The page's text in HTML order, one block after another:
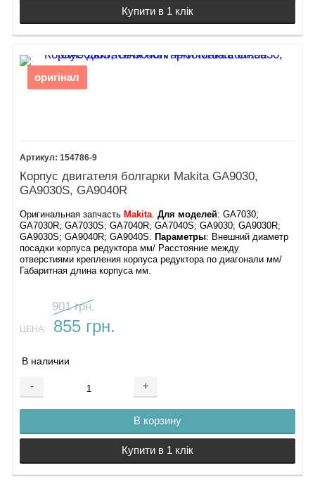
Купити в 1 клік
оригінал
154786-9
Корпус двигателя болгарки Makita GA9030,
GA9030S, GA9040R
Оригинальная запчасть Makita.Для моделей: GA7030;
GA7030R; GA7030S; GA7040R; GA7040S; GA9030; GA9030R;
GA9030S; GA9040R; GA9040S. Параметры: Внешний диаметр
посадки корпуса редуктора мм/ Расстояние между
отверстиями крепления корпуса редуктора по диагонали мм​/ ​
Габаритная длина корпуса мм​.
901 грн.
ЦЕНА: 855 грн.
В наличии
- +
В корзину
Купити в 1 клік